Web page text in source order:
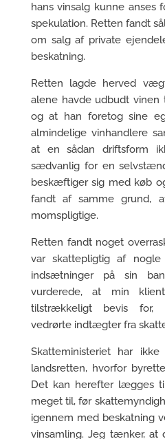
hans vinsalg kunne anses
spekulation. Retten fandt
om salg af private
beskatning.
Retten lagde herved
alene havde udbudt vinen
og at han foretog sine
almindelige vinhandlere
at en sådan driftsform
sædvanlig for en
beskæftiger sig med køb
fandt af samme grund,
momspligtige.
Retten fandt noget
var skattepligtig af
indsætninger på sin
vurderede, at min
tilstrækkeligt bevis for,
vedrørte indtægter fra
Skatteministeriet har
landsretten, hvorfor
Det kan herefter lægges
meget til, før
igennem med beskatning
vinsamling. Jeg tænker, at